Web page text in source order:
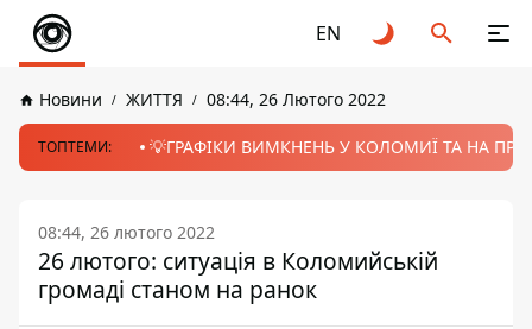
EN
Новини ЖИТТЯ 08:44, 26 Лютого 2022
ТОПТЕМИ: 💡ГРАФІКИ ВИМКНЕНЬ У КОЛОМИЇ ТА НА
08:44, 26 лютого 2022
26 лютого: ситуація в Коломийській
громаді станом на ранок